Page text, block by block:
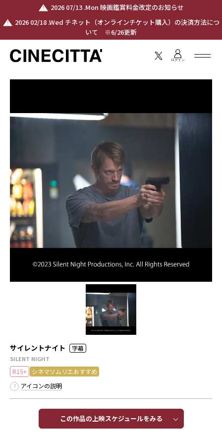
2026 07/13 .Mon 映画鑑賞料金改定のお知らせ
2026 02/18 .Wed チネット（オンラインチケット購入）の決済方法につ
いて ※6/26更新
ログイン
サイレントナイト 字幕
SILENT NIGHT
R15+
シネマソムリエおすすめ
アイコンの説明
この作品の上映スケジュールをみる​​